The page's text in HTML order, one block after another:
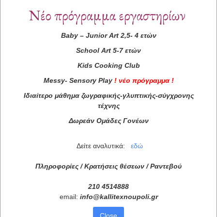
Νέο πρόγραμμα εργαστηρίων
Baby– Junior Art2,5- 4 ετών
School Art 5-7 ετών
Kids Cooking Club
Messy- Sensory Play ! νέο πρόγραμμα !
Ιδιαίτερο μάθημα ζωγραφικής-γλυπτικής-σύγχρονης
τέχνης
Δωρεάν Ομάδες Γονέων
Δείτε αναλυτικά: εδώ
Πληροφορίες / Κρατήσεις θέσεων / Ραντεβού
210 4514888
email: info@kallitexnoupoli.gr